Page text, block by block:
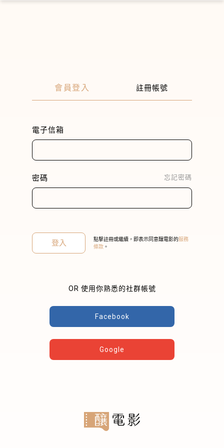
會員登入 註冊帳號
電子信箱
密碼 忘記密碼
登入 點擊註冊或繼續，即表示同意釀電影的服務
條款 。
OR 使用你熟悉的社群帳號
Facebook
Google